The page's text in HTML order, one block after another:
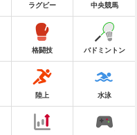
ラグビー 中央競馬
格闘技 バドミントン
陸上 水泳